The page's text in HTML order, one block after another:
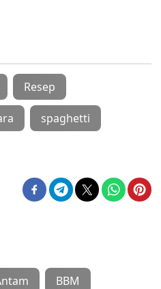
Resep
spaghetti
BBM